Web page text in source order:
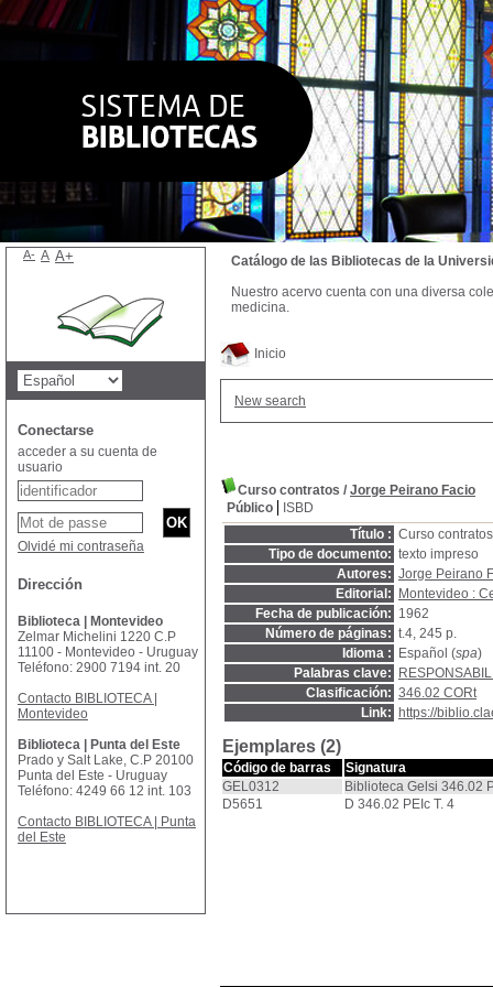
Inicio
New search
Curso contratos / Jorge Peirano Facio
Público
ISBD
Título : Curso contratos
Tipo de documento: texto impreso
Autores: Jorge Peirano
Editorial:
Montevideo :
Fecha de publicación: 1962
Número de páginas: t.4, 245 p.
Idioma :
Español (spa)
Palabras clave:
Clasificación: 346.02 CORt
Link:
https://
Ejemplares (2)
Código de barras
Signatura
GEL0312
Biblioteca Gelsi 346.02
D5651
D 346.02 PEIc T. 4
Catálogo de las Bibliotecas de la
Nuestro acervo cuenta con una diversa
medicina.
A- A A+
Conectarse
acceder a su cuenta de
usuario
Olvidé mi contraseña
Dirección
Biblioteca | Montevideo
Zelmar Michelini 1220 C.P
11100 - Montevideo - Uruguay
Teléfono: 2900 7194 int. 20
Contacto BIBLIOTECA |
Montevideo
Biblioteca | Punta del Este
Prado y Salt Lake, C.P 20100
Punta del Este - Uruguay
Teléfono: 4249 66 12 int. 103
Contacto BIBLIOTECA | Punta
del Este